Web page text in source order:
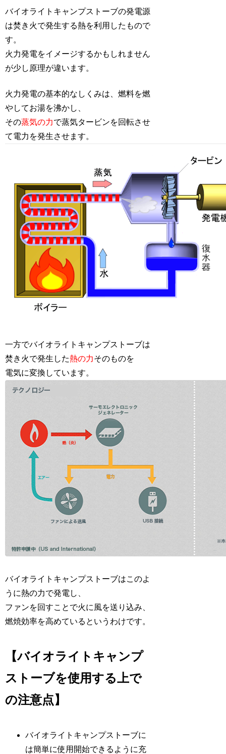
バイオライトキャンプストーブの発電源
は焚き火で発生する熱を利用したもので
す。
火力発電をイメージするかもしれません
が少し原理が違います。
火力発電の基本的なしくみは、燃料を燃
やしてお湯を沸かし、
その蒸気の力で蒸気タービンを回転させ
て電力を発生させます。
一方でバイオライトキャンプストーブは
焚き火で発生した熱の力そのものを
電気に変換しています。
バイオライトキャンプストーブはこのよ
うに熱の力で発電し、
ファンを回すことで火に風を送り込み、
燃焼効率を高めているというわけです。
【バイオライトキャンプ
ストーブを使用する上で
の注意点】
バイオライトキャンプストーブに
は簡単に使用開始できるように充